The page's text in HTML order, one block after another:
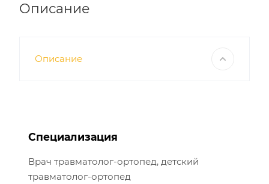
Описание
Описание
Специализация
Врач травматолог-ортопед, детский
травматолог-ортопед